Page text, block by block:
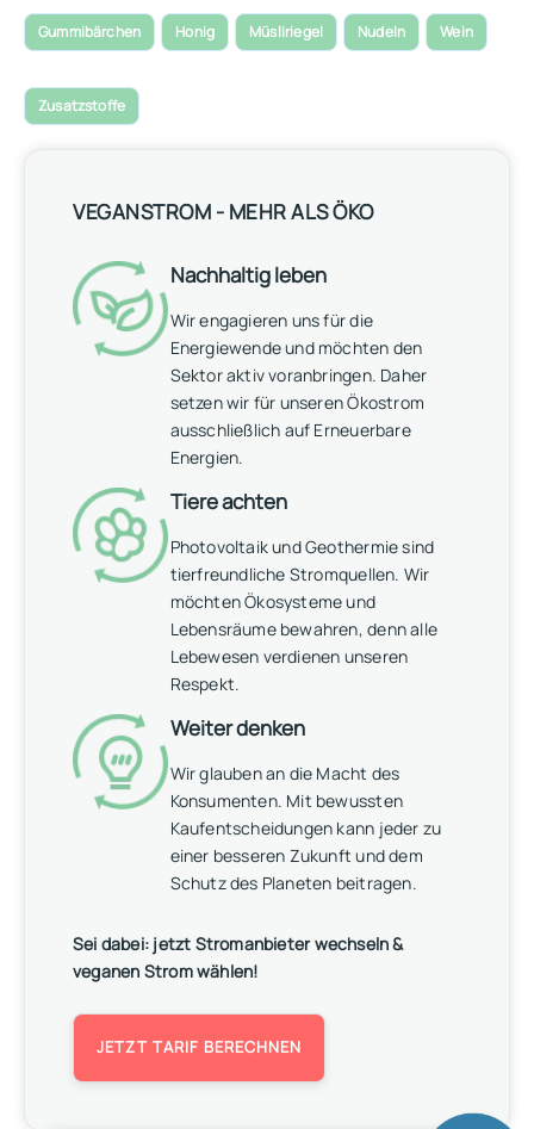
Gummibärchen Honig Müsliriegel Nudeln Wein
Zusatzstoffe
VEGANSTROM - MEHR ALS ÖKO
Nachhaltig leben
Wir engagieren uns für die
Energiewende und möchten den
Sektor aktiv voranbringen. Daher
setzen wir für unseren Ökostrom
ausschließlich auf Erneuerbare
Energien.
Tiere achten
Photovoltaik und Geothermie sind
tierfreundliche Stromquellen. Wir
möchten Ökosysteme und
Lebensräume bewahren, denn alle
Lebewesen verdienen unseren
Respekt.
Weiter denken
Wir glauben an die Macht des
Konsumenten. Mit bewussten
Kaufentscheidungen kann jeder zu
einer besseren Zukunft und dem
Schutz des Planeten beitragen.
Sei dabei: jetzt Stromanbieter wechseln &
veganen Strom wählen!
JETZT TARIF BERECHNEN